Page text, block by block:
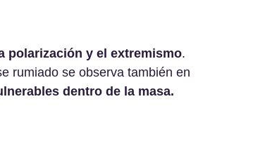
polarización y el extremismo.
rumiado se observa también en
dentro de la masa.